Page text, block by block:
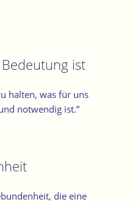
ist
halten, was für uns
notwendig ist.”
die eine